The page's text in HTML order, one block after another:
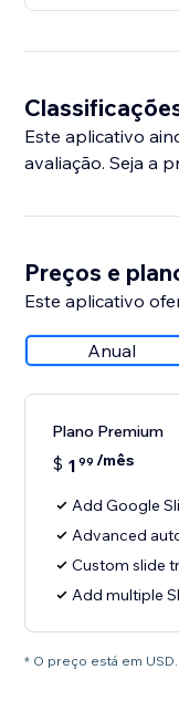
Este aplicativo
avaliação. Seja a
Preços e
Este aplicativo
Anual
Plano Premium
$ 1 99 /mês
Add Google
Advanced
Custom slide
Add multiple
* O preço está em USD.